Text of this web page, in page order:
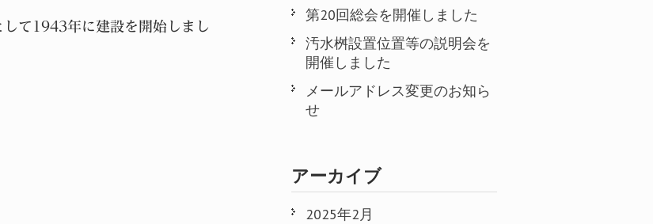
て1943年に建設を開始しまし
第20回総会を開催しました
汚水桝設置位置等の説明会を
開催しました
メールアドレス変更のお知ら
せ
アーカイブ
2025年2月